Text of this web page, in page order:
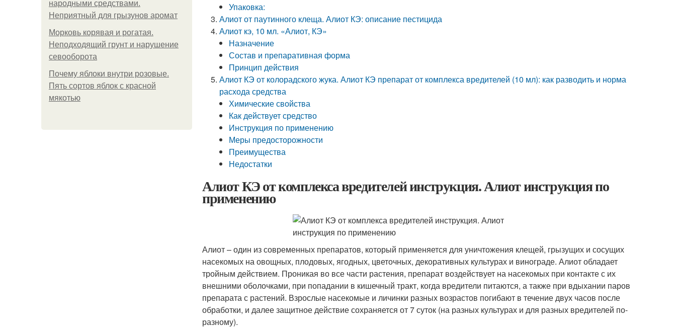
народными средствами.
Неприятный для грызунов аромат
Морковь корявая и рогатая.
Неподходящий грунт и нарушение
севооборота
Почему яблоки внутри розовые.
Пять сортов яблок с красной
мякотью
Упаковка:
Алиот от паутинного клеща. Алиот КЭ: описание пестицида
Алиот кэ, 10 мл. «Алиот, КЭ»
Назначение
Состав и препаративная форма
Принцип действия
Алиот КЭ от колорадского жука. Алиот КЭ препарат от комплекса вредителей (10 мл): как разводить и норма
расхода средства
Химические свойства
Как действует средство
Инструкция по применению
Меры предосторожности
Преимущества
Недостатки
Алиот КЭ от комплекса вредителей инструкция. Алиот инструкция по
применению
Алиот – один из современных препаратов, который применяется для уничтожения клещей, грызущих и сосущих
насекомых на овощных, плодовых, ягодных, цветочных, декоративных культурах и винограде. Алиот обладает
тройным действием. Проникая во все части растения, препарат воздействует на насекомых при контакте с их
внешними оболочками, при попадании в кишечный тракт, когда вредители питаются, а также при вдыхании паров
препарата с растений. Взрослые насекомые и личинки разных возрастов погибают в течение двух часов после
обработки, и далее защитное действие сохраняется от 7 суток (на разных культурах и для разных вредителей по-
разному).